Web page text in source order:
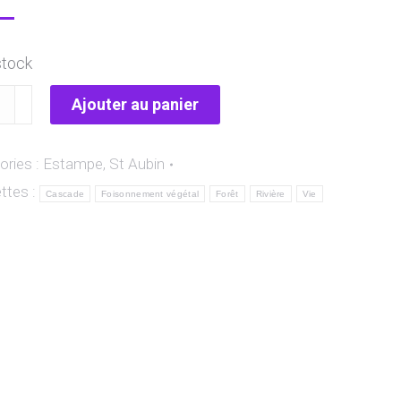
Ajouter au panier
: Estampe, St Aubin
:
Cascade Foisonnement végétal Forêt Rivière Vie